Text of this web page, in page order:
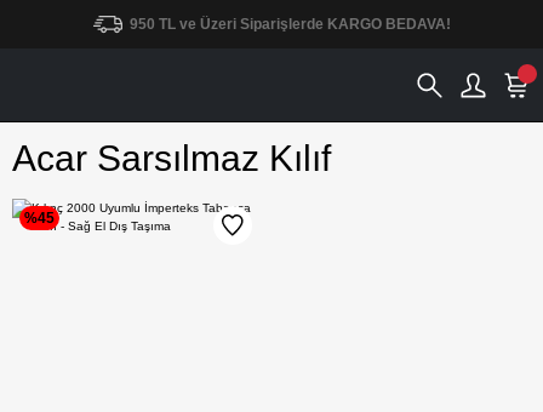
950 TL ve Üzeri Siparişlerde KARGO BEDAVA!
Acar Sarsılmaz Kılıf
%45